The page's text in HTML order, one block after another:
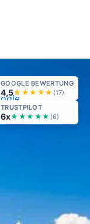
GOOGLE BEWERTUNG
4,5★★★★★ (17)
TRUSTPILOT
6x★★★★★ (6)